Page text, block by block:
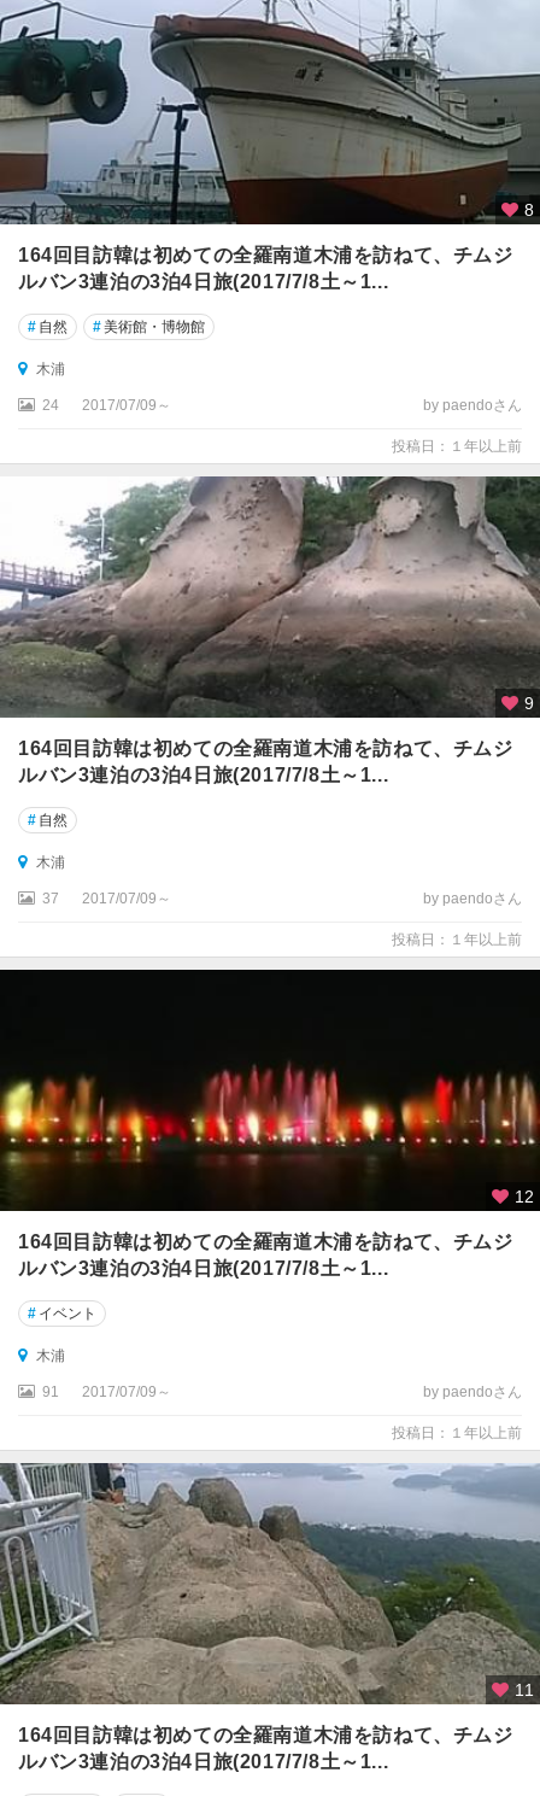
8
164回目訪韓は初めての全羅南道木浦を訪ねて、チムジ
ルバン3連泊の3泊4日旅(2017/7/8土～1...
# 自然 #美術館・博物館
木浦
24 2017/07/09～ by paendoさん
投稿日：１年以上前
9
164回目訪韓は初めての全羅南道木浦を訪ねて、チムジ
ルバン3連泊の3泊4日旅(2017/7/8土～1...
# 自然
木浦
37 2017/07/09～ by paendoさん
投稿日：１年以上前
12
164回目訪韓は初めての全羅南道木浦を訪ねて、チムジ
ルバン3連泊の3泊4日旅(2017/7/8土～1...
# イベント
木浦
91 2017/07/09～ by paendoさん
投稿日：１年以上前
11
164回目訪韓は初めての全羅南道木浦を訪ねて、チムジ
ルバン3連泊の3泊4日旅(2017/7/8土～1...